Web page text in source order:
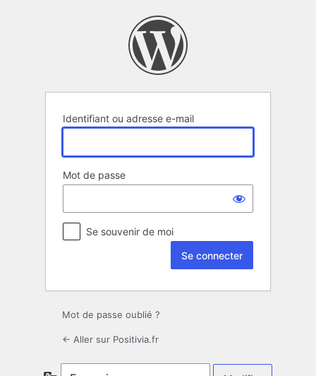
Identifiant ou adresse e-mail
Mot de passe
Se souvenir de moi
Mot de passe oublié ?
← Aller sur Positivia.fr